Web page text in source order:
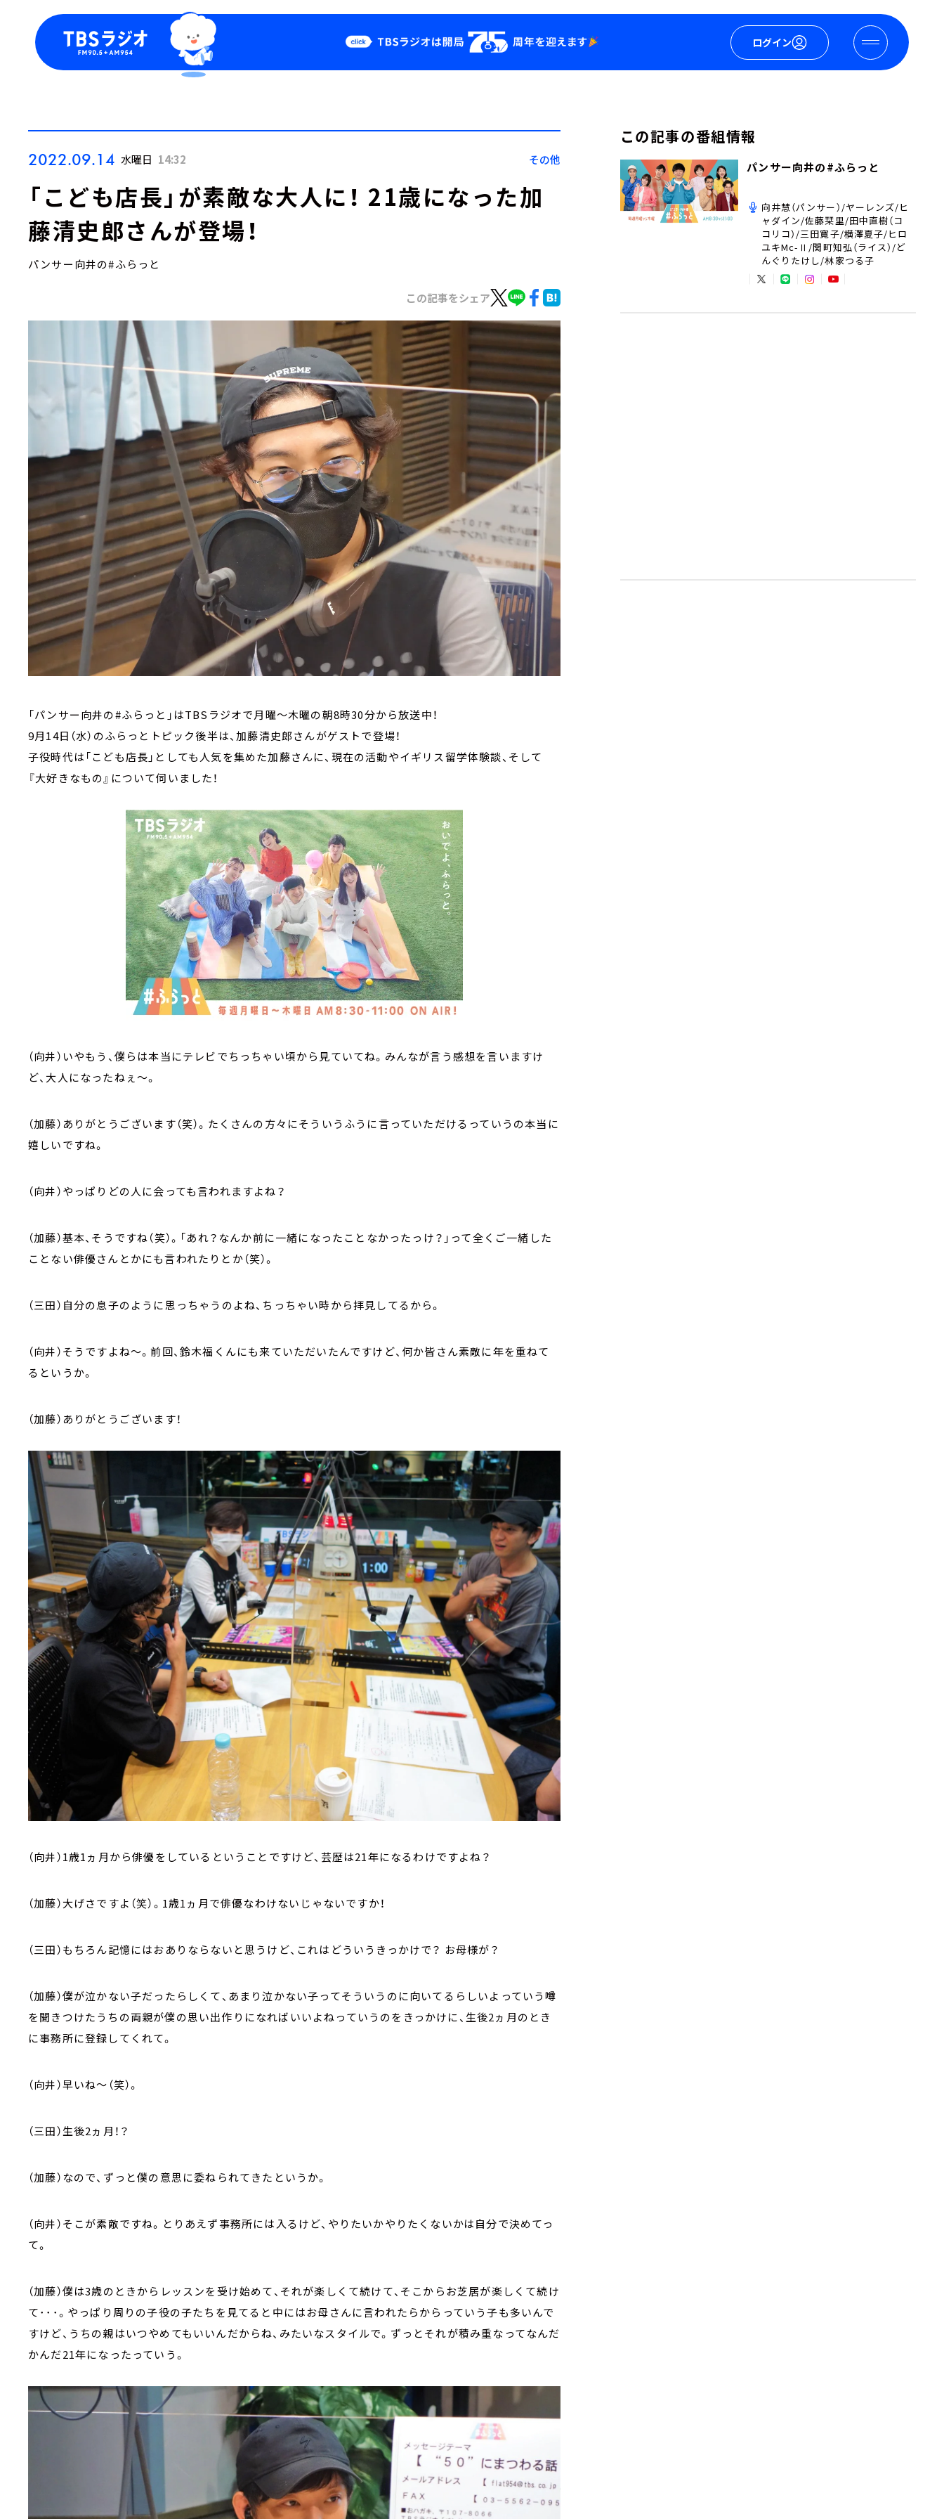
ログイン
Podcast
YouTube
2022.09.14 水曜日 14:32 その他
「こども店長」が素敵な大人に！ 21歳になった加
藤清史郎さんが登場！
パンサー向井の#ふらっと
この記事をシェア
「パンサー向井の#ふらっと」はTBSラジオで月曜～木曜の朝8時30分から放送中！
9月14日（水）のふらっとトピック後半は、加藤清史郎さんがゲストで登場！
子役時代は「こども店長」としても人気を集めた加藤さんに、現在の活動やイギリス留学体験談、そして
『大好きなもの』について伺いました！
（向井）いやもう、僕らは本当にテレビでちっちゃい頃から見ていてね。みんなが言う感想を言いますけ
ど、大人になったねぇ～。
（加藤）ありがとうございます（笑）。たくさんの方々にそういうふうに言っていただけるっていうの本当に
嬉しいですね。
（向井）やっぱりどの人に会っても言われますよね？
（加藤）基本、そうですね（笑）。「あれ？なんか前に一緒になったことなかったっけ？」って全くご一緒した
ことない俳優さんとかにも言われたりとか（笑）。
（三田）自分の息子のように思っちゃうのよね、ちっちゃい時から拝見してるから。
（向井）そうですよね～。前回、鈴木福くんにも来ていただいたんですけど、何か皆さん素敵に年を重ねて
るというか。
（加藤）ありがとうございます！
（向井）1歳1ヵ月から俳優をしているということですけど、芸歴は21年になるわけですよね？
（加藤）大げさですよ（笑）。1歳1ヵ月で俳優なわけないじゃないですか！
（三田）もちろん記憶にはおありならないと思うけど、これはどういうきっかけで？ お母様が？
（加藤）僕が泣かない子だったらしくて、あまり泣かない子ってそういうのに向いてるらしいよっていう噂
を聞きつけたうちの両親が僕の思い出作りになればいいよねっていうのをきっかけに、生後2ヵ月のとき
に事務所に登録してくれて。
（向井）早いね～（笑）。
（三田）生後2ヵ月！？
（加藤）なので、ずっと僕の意思に委ねられてきたというか。
（向井）そこが素敵ですね。とりあえず事務所には入るけど、やりたいかやりたくないかは自分で決めてっ
て。
（加藤）僕は3歳のときからレッスンを受け始めて、それが楽しくて続けて、そこからお芝居が楽しくて続け
て･･･。やっぱり周りの子役の子たちを見てると中にはお母さんに言われたらからっていう子も多いんで
すけど、うちの親はいつやめてもいいんだからね、みたいなスタイルで。ずっとそれが積み重なってなんだ
かんだ21年になったっていう。
この記事の番組情報
パンサー向井の#ふらっと
向井慧（パンサー）/ヤーレンズ/ヒ
ャダイン/佐藤栞里/田中直樹（コ
コリコ）/三田寛子/横澤夏子/ヒロ
ユキMc-Ⅱ/関町知弘（ライス）/ど
んぐりたけし/林家つる子